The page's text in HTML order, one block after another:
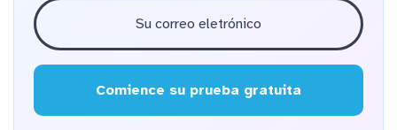
Comience su prueba gratuita